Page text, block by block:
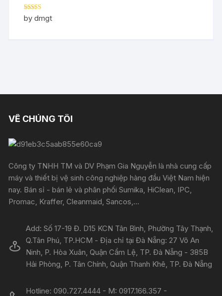
Rated5out
of 5
by dmgt
VỀ CHÚNG TÔI
Công ty TNHH TM và DV Phạm Gia Nguyễn là nhà cung cấp
máy và thiết bị vệ sinh công nghiệp hàng đầu Việt Nam hiện
nay. Bán sỉ - bán lẻ và phân phối Sumika, HiClean, IPC,
Promac, Kraffer, Cleanmaid, Sancos,...
Add: Số 17-19 Đ. D15 KCN Tân Bình, Phường Tây Thạnh,
Q.Tân Phú, TP.HCM - Địa chỉ tại Đà Nẵng: 27 Võ An
Ninh, P. Hòa Xuân, Quận Cẩm Lệ, TP. Đà Nẵng - 385B
Hải Phòng, P. Tân Chính, Quận Thanh Khê, TP. Đà Nẵng
Hotline: 090.727.4444 - M: 0917.166.357 -